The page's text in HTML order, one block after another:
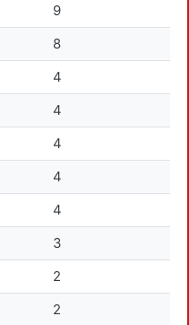
9
8
4
4
4
4
4
3
2
2